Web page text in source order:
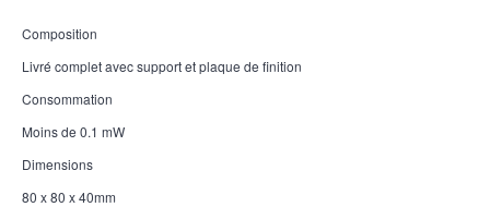
Composition
Livré complet avec support et plaque de finition
Consommation
Moins de 0.1 mW
Dimensions
80 x 80 x 40mm